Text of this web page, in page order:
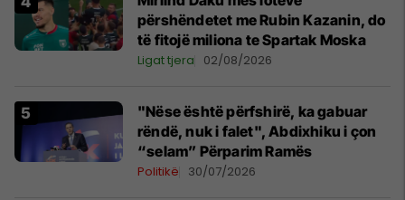
përshëndetet me Rubin Kazanin, do
të fitojë miliona te Spartak Moska
Ligat tjera 02/08/2026
"Nëse është përfshirë, ka gabuar
rëndë, nuk i falet", Abdixhiku i çon
“selam” Përparim Ramës
Politikë 30/07/2026